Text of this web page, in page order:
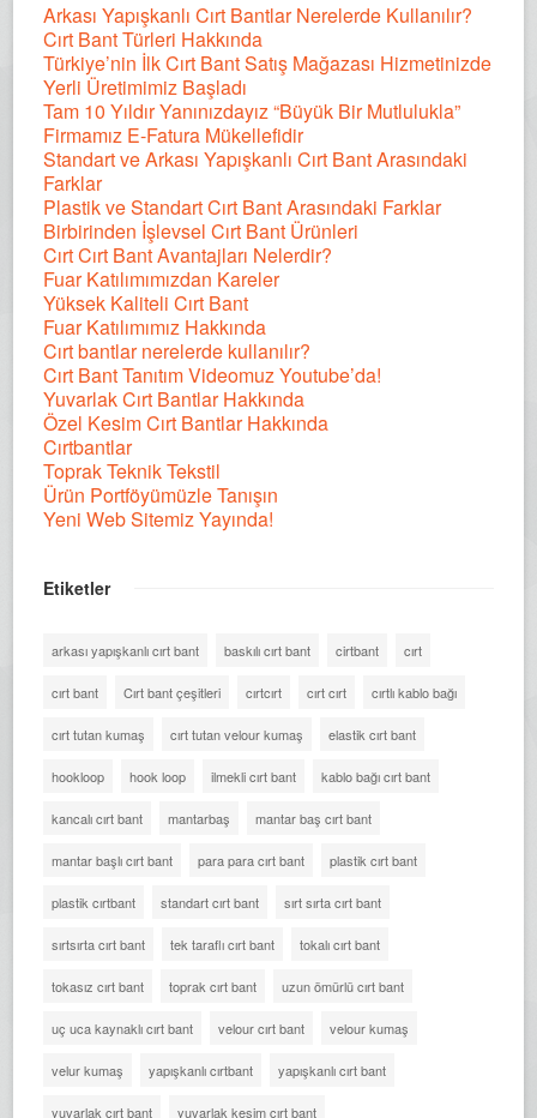
Arkası Yapışkanlı Cırt Bantlar Nerelerde Kullanılır?
Cırt Bant Türleri Hakkında
Türkiye’nin İlk Cırt Bant Satış Mağazası Hizmetinizde
Yerli Üretimimiz Başladı
Tam 10 Yıldır Yanınızdayız “Büyük Bir Mutlulukla”
Firmamız E-Fatura Mükellefidir
Standart ve Arkası Yapışkanlı Cırt Bant Arasındaki
Farklar
Plastik ve Standart Cırt Bant Arasındaki Farklar
Birbirinden İşlevsel Cırt Bant Ürünleri
Cırt Cırt Bant Avantajları Nelerdir?
Fuar Katılımımızdan Kareler
Yüksek Kaliteli Cırt Bant
Fuar Katılımımız Hakkında
Cırt bantlar nerelerde kullanılır?
Cırt Bant Tanıtım Videomuz Youtube’da!
Yuvarlak Cırt Bantlar Hakkında
Özel Kesim Cırt Bantlar Hakkında
Cırtbantlar
Toprak Teknik Tekstil
Ürün Portföyümüzle Tanışın
Yeni Web Sitemiz Yayında!
Etiketler
arkası yapışkanlı cırt bant baskılı cırt bant cirtbant cırt
cırt bant Cırt bant çeşitleri cırtcırt cırt cırt cırtlı kablo bağı
cırt tutan kumaş cırt tutan velour kumaş elastik cırt bant
hookloop hook loop ilmekli cırt bant kablo bağı cırt bant
kancalı cırt bant mantarbaş mantar baş cırt bant
mantar başlı cırt bant para para cırt bant plastik cırt bant
plastik cırtbant standart cırt bant sırt sırta cırt bant
sırtsırta cırt bant tek taraflı cırt bant tokalı cırt bant
tokasız cırt bant toprak cırt bant uzun ömürlü cırt bant
uç uca kaynaklı cırt bant velour cırt bant velour kumaş
velur kumaş yapışkanlı cırtbant yapışkanlı cırt bant
yuvarlak cırt bant yuvarlak kesim cırt bant